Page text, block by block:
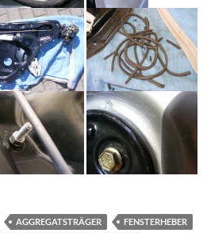
AGGREGATSTRÄGER
FENSTERHEBER